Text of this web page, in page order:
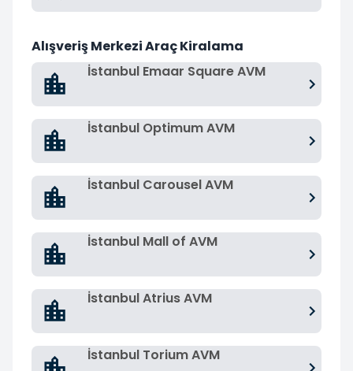
Alışveriş Merkezi Araç Kiralama
İstanbul Emaar Square AVM
İstanbul Optimum AVM
İstanbul Carousel AVM
İstanbul Mall of AVM
İstanbul Atrius AVM
İstanbul Torium AVM